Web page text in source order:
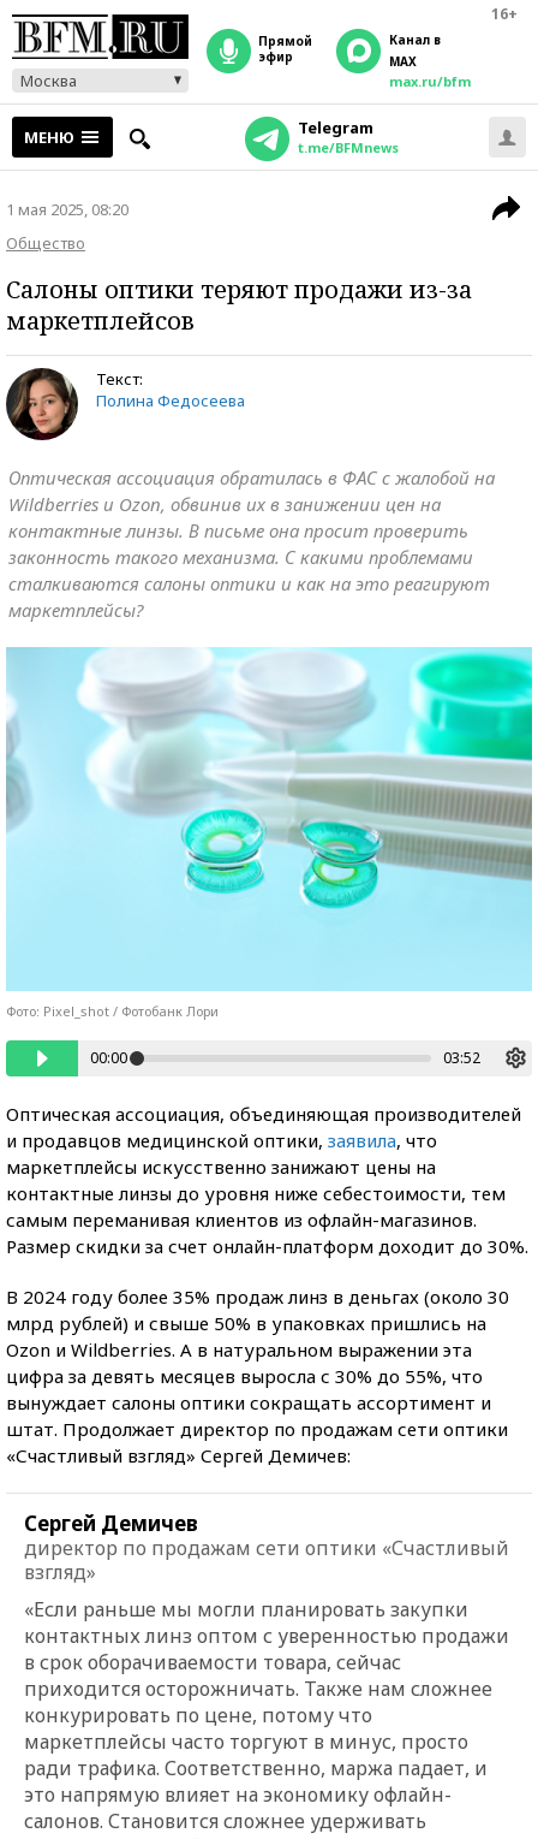
16+
Москва
прямой
эфир
Канал в
MAX
max.ru/bfm
МЕНЮ Telegram
t.me/BFMnews
1 мая 2025, 08:20
Общество
Салоны оптики теряют продажи из-за
маркетплейсов
Текст:
Полина Федосеева
Оптическая ассоциация обратилась в ФАС с жалобой на
Wildberries и Ozon, обвинив их в занижении цен на
контактные линзы. В письме она просит проверить
законность такого механизма. С какими проблемами
сталкиваются салоны оптики и как на это реагируют
маркетплейсы?
Фото: Pixel_shot / Фотобанк Лори
00:00 03:52
Оптическая ассоциация, объединяющая производителей
и продавцов медицинской оптики, заявила, что
маркетплейсы искусственно занижают цены на
контактные линзы до уровня ниже себестоимости, тем
самым переманивая клиентов из офлайн-магазинов.
Размер скидки за счет онлайн-платформ доходит до 30%.
В 2024 году более 35% продаж линз в деньгах (около 30
млрд рублей) и свыше 50% в упаковках пришлись на
Ozon и Wildberries. А в натуральном выражении эта
цифра за девять месяцев выросла с 30% до 55%, что
вынуждает салоны оптики сокращать ассортимент и
штат. Продолжает директор по продажам сети оптики
«Счастливый взгляд» Сергей Демичев:
Сергей Демичев
директор по продажам сети оптики «Счастливый
взгляд»
«Если раньше мы могли планировать закупки
контактных линз оптом с уверенностью продажи
в срок оборачиваемости товара, сейчас
приходится осторожничать. Также нам сложнее
конкурировать по цене, потому что
маркетплейсы часто торгуют в минус, просто
ради трафика. Соответственно, маржа падает, и
это напрямую влияет на экономику офлайн-
салонов. Становится сложнее удерживать